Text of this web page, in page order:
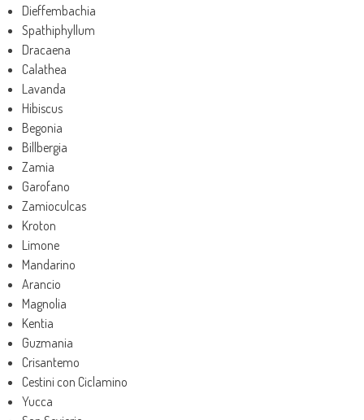
Dieffembachia
Spathiphyllum
Dracaena
Calathea
Lavanda
Hibiscus
Begonia
Billbergia
Zamia
Garofano
Zamioculcas
Kroton
Limone
Mandarino
Arancio
Magnolia
Kentia
Guzmania
Crisantemo
Cestini con Ciclamino
Yucca